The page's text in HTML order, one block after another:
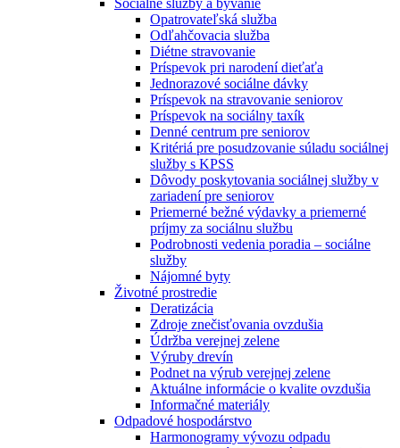
Sociálne služby a bývanie
Opatrovateľská služba
Odľahčovacia služba
Diétne stravovanie
Príspevok pri narodení dieťaťa
Jednorazové sociálne dávky
Príspevok na stravovanie seniorov
Príspevok na sociálny taxík
Denné centrum pre seniorov
Kritériá pre posudzovanie súladu sociálnej
služby s KPSS
Dôvody poskytovania sociálnej služby v
zariadení pre seniorov
Priemerné bežné výdavky a priemerné
príjmy za sociálnu službu
Podrobnosti vedenia poradia – sociálne
služby
Nájomné byty
Životné prostredie
Deratizácia
Zdroje znečisťovania ovzdušia
Údržba verejnej zelene
Výruby drevín
Podnet na výrub verejnej zelene
Aktuálne informácie o kvalite ovzdušia
Informačné materiály
Odpadové hospodárstvo
Harmonogramy vývozu odpadu